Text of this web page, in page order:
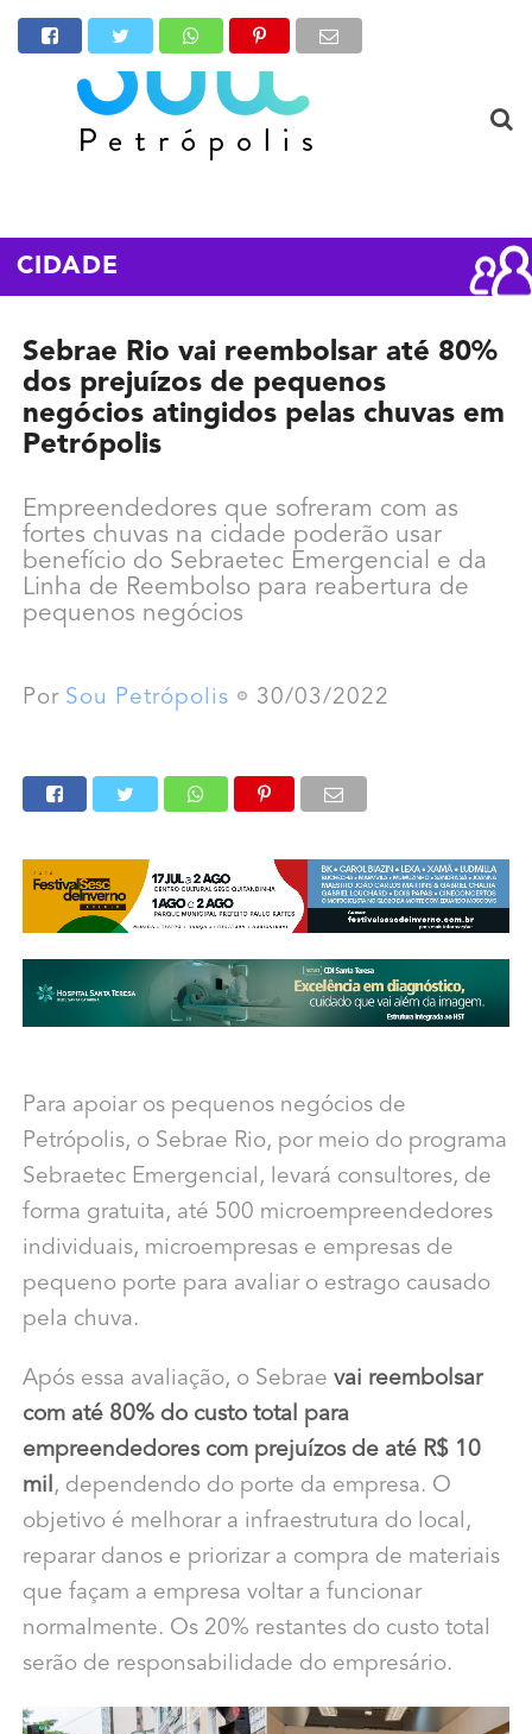
CIDADE
Sebrae Rio vai reembolsar até 80%
dos prejuízos de pequenos
negócios atingidos pelas chuvas em
Petrópolis
Empreendedores que sofreram com as
fortes chuvas na cidade poderão usar
benefício do Sebraetec Emergencial e da
Linha de Reembolso para reabertura de
pequenos negócios
Por Sou Petrópolis 30/03/2022
Para apoiar os pequenos negócios de
Petrópolis, o Sebrae Rio, por meio do programa
Sebraetec Emergencial, levará consultores, de
forma gratuita, até 500 microempreendedores
individuais, microempresas e empresas de
pequeno porte para avaliar o estrago causado
pela chuva.
Após essa avaliação, o Sebrae vai reembolsar
com até 80% do custo total para
empreendedores com prejuízos de até R$ 10
mil, dependendo do porte da empresa. O
objetivo é melhorar a infraestrutura do local,
reparar danos e priorizar a compra de materiais
que façam a empresa voltar a funcionar
normalmente. Os 20% restantes do custo total
serão de responsabilidade do empresário.